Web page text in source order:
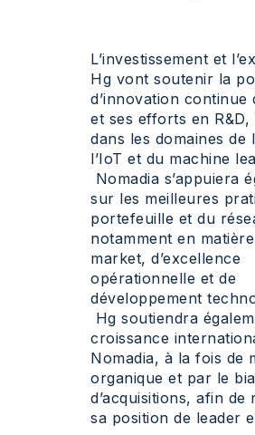
L’investissement et
Hg vont soutenir la
d’innovation continue
et ses efforts en
dans les domaines de
l’IoT et du machine
Nomadia s’appuiera
sur les meilleures
portefeuille et du
notamment en
market, d’excellence
opérationnelle et de
développement
Hg soutiendra
croissance
Nomadia, à la fois de
organique et par le
d’acquisitions, afin
sa position de leader